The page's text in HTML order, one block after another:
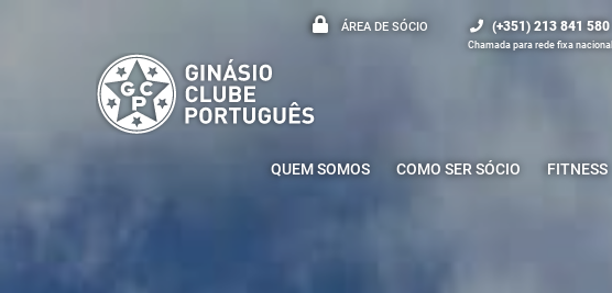
ÁREA DE SÓCIO (+351) 213 841 580
Chamada para rede fixa nacional
QUEM SOMOS COMO SER SÓCIO FITNESS